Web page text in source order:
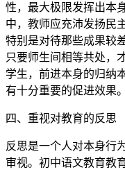
性，最大极限发挥出本
中，教师应充沛发扬民
特别是对待那些成果较
只要师生间相等共处，
学生，前进本身的归纳
有十分重要的促进效果。
四、重视对教育的反思
反思是一个人对本身行
审视。初中语文教育教